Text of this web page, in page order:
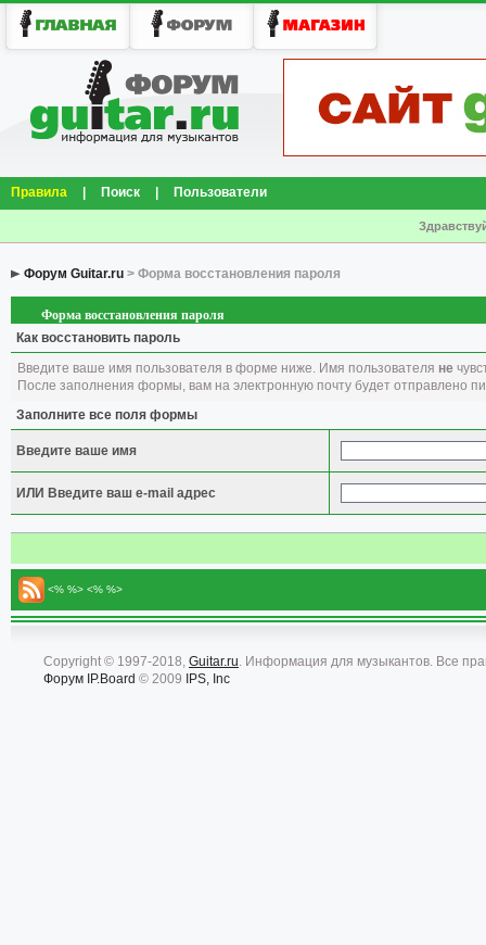
Правила Поиск Пользователи
Форум Guitar.ru > Форма восстановления пароля
Форма восстановления пароля
Как восстановить пароль
Введите ваше имя пользователя в форме ниже. Имя пользователя не
После заполнения формы, вам на электронную почту будет отправлено
Заполните все поля формы
Введите ваше имя
ИЛИ Введите ваш e-mail адрес
<% %> <% %>
Copyright © 1997-2018, Guitar.ru. Информация для музыкантов. Все
Форум IP.Board © 2009 IPS, Inc